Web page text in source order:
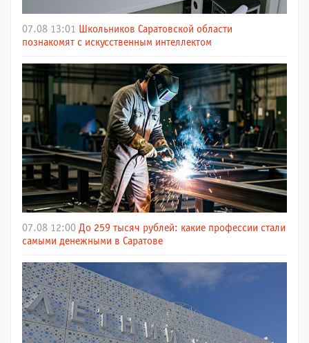
07.08 13:01 Школьников Саратовской области
познакомят с искусственным интеллектом
07.08 12:00 До 259 тысяч рублей: какие профессии стали
самыми денежными в Саратове